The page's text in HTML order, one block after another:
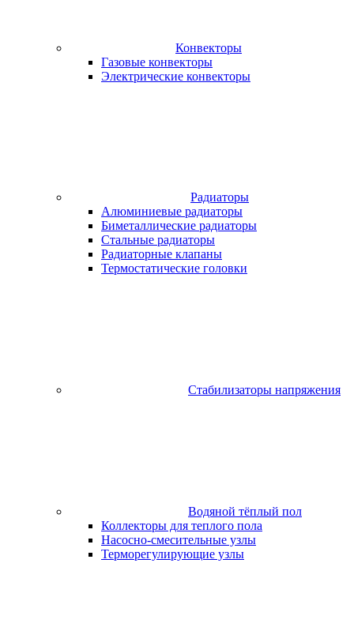
Конвекторы
Газовые конвекторы
Электрические конвекторы
Радиаторы
Алюминиевые радиаторы
Биметаллические радиаторы
Стальные радиаторы
Радиаторные клапаны
Термостатические головки
Стабилизаторы напряжения
Водяной тёплый пол
Коллекторы для теплого пола
Насосно-смесительные узлы
Терморегулирующие узлы